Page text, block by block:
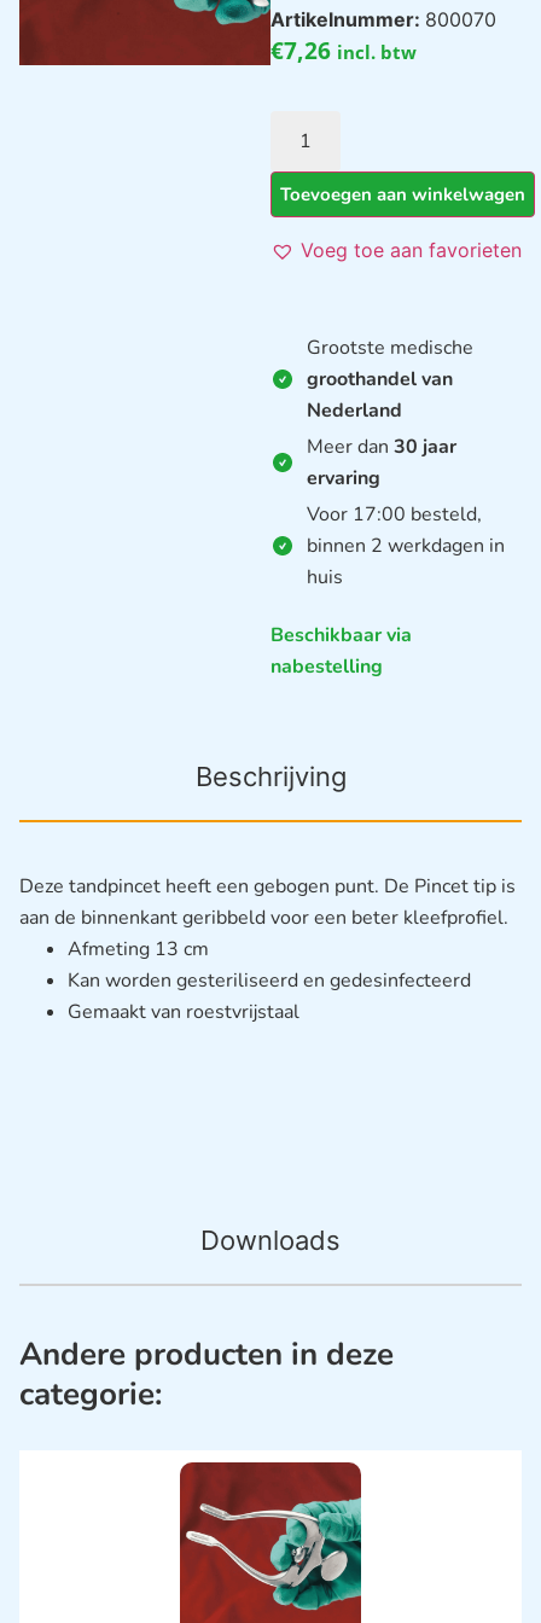
Artikelnummer: 800070
€7,26 incl. btw
Toevoegen aan winkelwagen
Voeg toe aan favorieten
Grootste medische
groothandel van
Nederland
Meer dan 30 jaar
ervaring
Voor 17:00 besteld,
binnen 2 werkdagen in
huis
Beschikbaar via
nabestelling
Beschrijving
Downloads
Deze tandpincet heeft een gebogen punt. De Pincet tip is
aan de binnenkant geribbeld voor een beter kleefprofiel.
Afmeting 13 cm
Kan worden gesteriliseerd en gedesinfecteerd
Gemaakt van roestvrijstaal
Andere producten in deze
categorie: